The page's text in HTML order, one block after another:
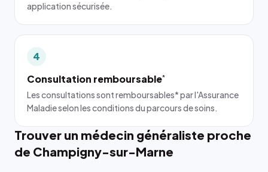
application sécurisée.
4
Consultation remboursable*
Les consultations sont remboursables* par l'Assurance
Maladie selon les conditions du parcours de soins.
Trouver un médecin généraliste proche
de Champigny-sur-Marne